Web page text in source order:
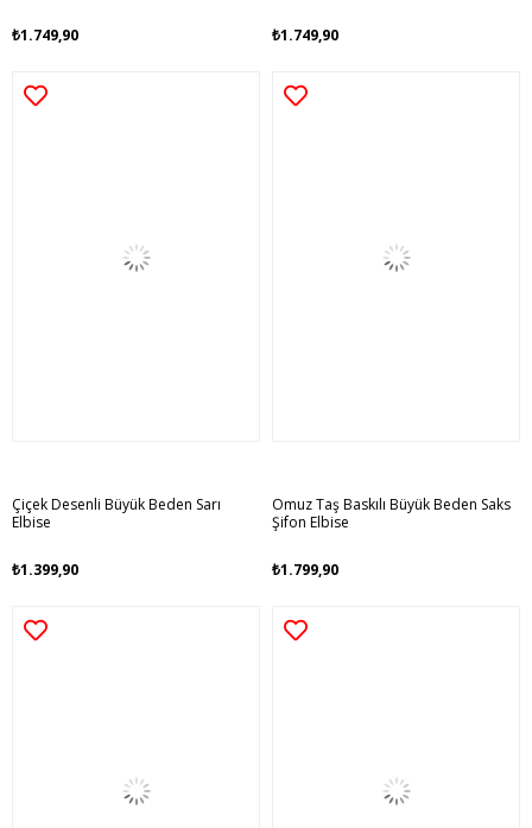
₺1.749,90 ₺1.749,90
Çiçek Desenli Büyük Beden Sarı
Elbise
₺1.399,90
Omuz Taş Baskılı Büyük Beden Saks
Şifon Elbise
₺1.799,90